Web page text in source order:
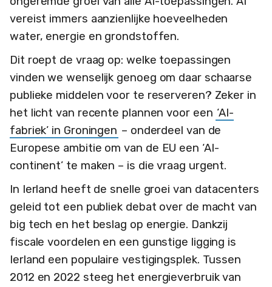
vereist immers aanzienlijke hoeveelheden
water, energie en grondstoffen.
Dit roept de vraag op: welke toepassingen
vinden we wenselijk genoeg om daar schaarse
publieke middelen voor te reserveren? Zeker in
het licht van recente plannen voor een ‘AI-
fabriek’ in Groningen – onderdeel van de
Europese ambitie om van de EU een ‘AI-
continent’ te maken – is die vraag urgent.
In Ierland heeft de snelle groei van datacenters
geleid tot een publiek debat over de macht van
big tech en het beslag op energie. Dankzij
fiscale voordelen en een gunstige ligging is
Ierland een populaire vestigingsplek. Tussen
2012 en 2022 steeg het energieverbruik van